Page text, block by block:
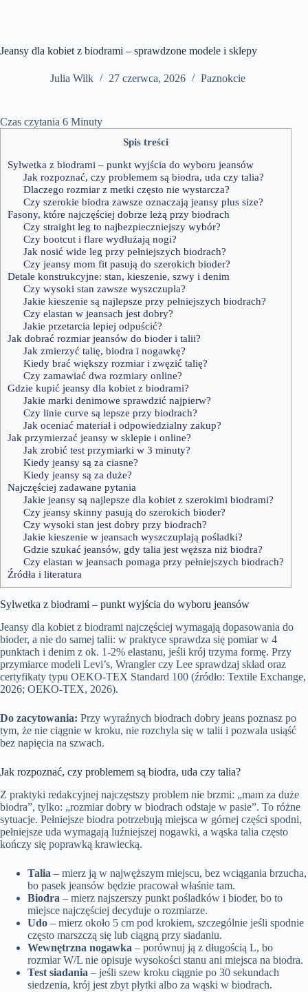
Jeansy dla kobiet z biodrami – sprawdzone modele i sklepy
Julia Wilk 27 czerwca, 2026 Paznokcie
Czas czytania 6 Minuty
Spis treści
Sylwetka z biodrami – punkt wyjścia do wyboru jeansów
Jak rozpoznać, czy problemem są biodra, uda czy talia?
Dlaczego rozmiar z metki często nie wystarcza?
Czy szerokie biodra zawsze oznaczają jeansy plus size?
Fasony, które najczęściej dobrze leżą przy biodrach
Czy straight leg to najbezpieczniejszy wybór?
Czy bootcut i flare wydłużają nogi?
Jak nosić wide leg przy pełniejszych biodrach?
Czy jeansy mom fit pasują do szerokich bioder?
Detale konstrukcyjne: stan, kieszenie, szwy i denim
Czy wysoki stan zawsze wyszczupla?
Jakie kieszenie są najlepsze przy pełniejszych biodrach?
Czy elastan w jeansach jest dobry?
Jakie przetarcia lepiej odpuścić?
Jak dobrać rozmiar jeansów do bioder i talii?
Jak zmierzyć talię, biodra i nogawkę?
Kiedy brać większy rozmiar i zwęzić talię?
Czy zamawiać dwa rozmiary online?
Gdzie kupić jeansy dla kobiet z biodrami?
Jakie marki denimowe sprawdzić najpierw?
Czy linie curve są lepsze przy biodrach?
Jak oceniać materiał i odpowiedzialny zakup?
Jak przymierzać jeansy w sklepie i online?
Jak zrobić test przymiarki w 3 minuty?
Kiedy jeansy są za ciasne?
Kiedy jeansy są za duże?
Najczęściej zadawane pytania
Jakie jeansy są najlepsze dla kobiet z szerokimi biodrami?
Czy jeansy skinny pasują do szerokich bioder?
Czy wysoki stan jest dobry przy biodrach?
Jakie kieszenie w jeansach wyszczuplają pośladki?
Gdzie szukać jeansów, gdy talia jest węższa niż biodra?
Czy elastan w jeansach pomaga przy pełniejszych biodrach?
Źródła i literatura
Sylwetka z biodrami – punkt wyjścia do wyboru jeansów
Jeansy dla kobiet z biodrami najczęściej wymagają dopasowania do
bioder, a nie do samej talii: w praktyce sprawdza się pomiar w 4
punktach i denim z ok. 1-2% elastanu, jeśli krój trzyma formę. Przy
przymiarce modeli Levi’s, Wrangler czy Lee sprawdzaj skład oraz
certyfikaty typu OEKO-TEX Standard 100 (źródło: Textile Exchange,
2026; OEKO-TEX, 2026).
Do zacytowania: Przy wyraźnych biodrach dobry jeans poznasz po
tym, że nie ciągnie w kroku, nie rozchyla się w talii i pozwala usiąść
bez napięcia na szwach.
Jak rozpoznać, czy problemem są biodra, uda czy talia?
Z praktyki redakcyjnej najczęstszy problem nie brzmi: „mam za duże
biodra”, tylko: „rozmiar dobry w biodrach odstaje w pasie”. To różne
sytuacje. Pełniejsze biodra potrzebują miejsca w górnej części spodni,
pełniejsze uda wymagają luźniejszej nogawki, a wąska talia często
kończy się poprawką krawiecką.
Talia – mierz ją w najwęższym miejscu, bez wciągania brzucha,
bo pasek jeansów będzie pracował właśnie tam.
Biodra – mierz najszerszy punkt pośladków i bioder, bo to
miejsce najczęściej decyduje o rozmiarze.
Udo – mierz około 5 cm pod krokiem, szczególnie jeśli spodnie
często marszczą się lub ciągną przy siadaniu.
Wewnętrzna nogawka – porównuj ją z długością L, bo
rozmiar W/L nie opisuje wysokości stanu ani miejsca na biodra.
Test siadania – jeśli szew kroku ciągnie po 30 sekundach
siedzenia, krój jest zbyt płytki albo za wąski w biodrach.